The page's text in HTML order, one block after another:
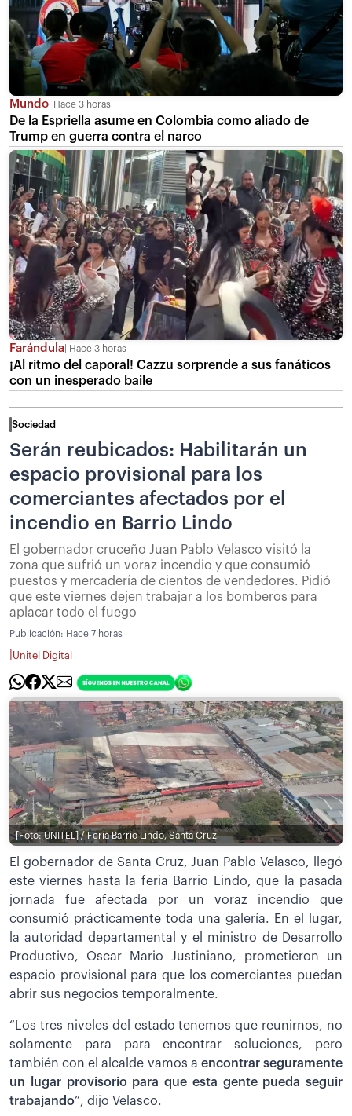
Mundo Hace 3 horas
De la Espriella asume en Colombia como aliado de
Trump en guerra contra el narco
Farándula Hace 3 horas
¡Al ritmo del caporal! Cazzu sorprende a sus fanáticos
con un inesperado baile
Sociedad
Serán reubicados: Habilitarán un
espacio provisional para los
comerciantes afectados por el
incendio en Barrio Lindo
El gobernador cruceño Juan Pablo Velasco visitó la
zona que sufrió un voraz incendio y que consumió
puestos y mercadería de cientos de vendedores. Pidió
que este viernes dejen trabajar a los bomberos para
aplacar todo el fuego
Publicación: Hace 7 horas
Unitel Digital
[Foto: UNITEL] / Feria Barrio Lindo, Santa Cruz
El gobernador de Santa Cruz, Juan Pablo Velasco, llegó
este viernes hasta la feria Barrio Lindo, que la pasada
jornada fue afectada por un voraz incendio que
consumió prácticamente toda una galería. En el lugar,
la autoridad departamental y el ministro de Desarrollo
Productivo, Oscar Mario Justiniano, prometieron un
espacio provisional para que los comerciantes puedan
abrir sus negocios temporalmente.
“Los tres niveles del estado tenemos que reunirnos, no
solamente para para encontrar soluciones, pero
también con el alcalde vamos a encontrar seguramente
un lugar provisorio para que esta gente pueda seguir
trabajando”, dijo Velasco.